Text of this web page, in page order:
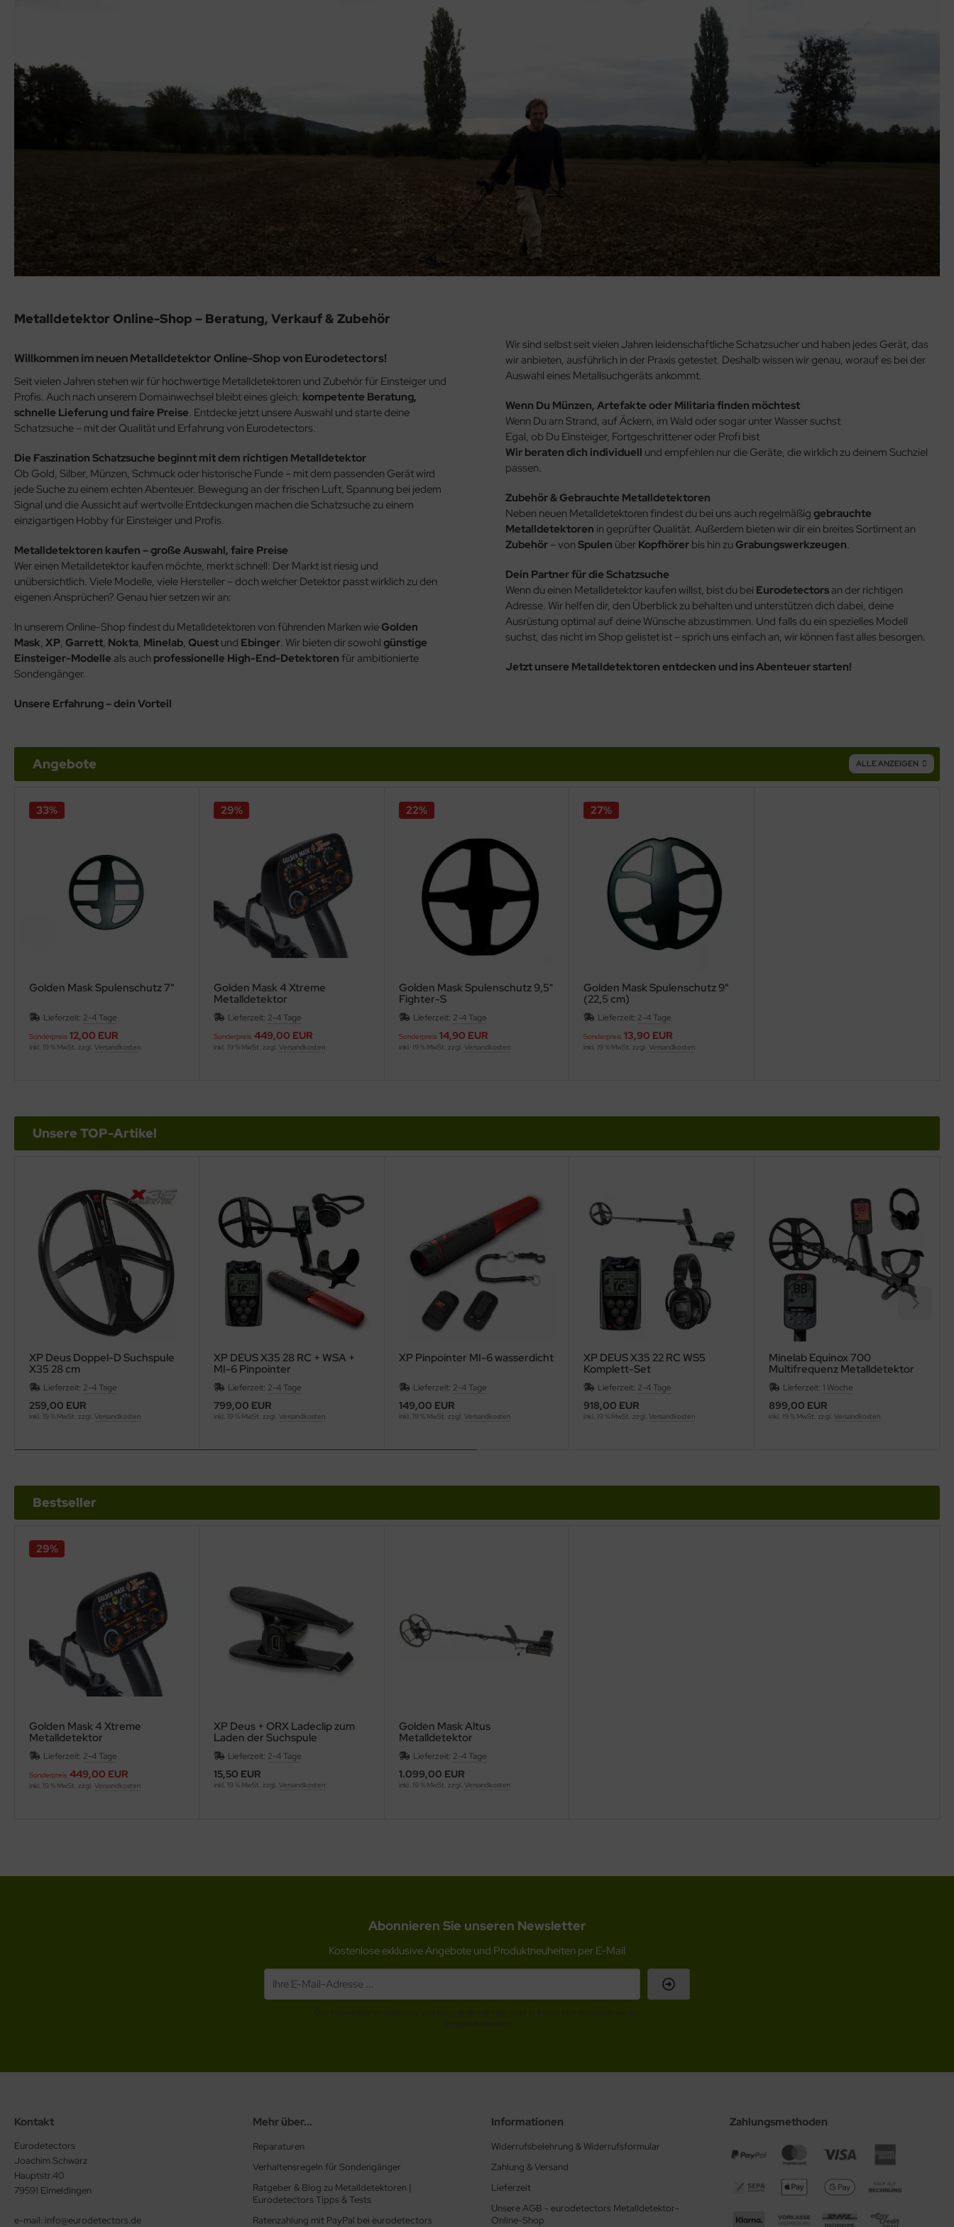
Metalldetektor Online-Shop – Beratung, Verkauf & Zubehör
Willkommen im neuenMetalldetektor Online-Shopvon Eurodetectors!
Seit vielen Jahren stehen wir für hochwertige Metalldetektoren und Zubehör für Einsteiger und
Profis. Auch nach unserem Domainwechsel bleibt eines gleich: kompetente Beratung,
schnelle Lieferung und faire Preise. Entdecke jetzt unsere Auswahl und starte deine
Schatzsuche – mit der Qualität und Erfahrung von Eurodetectors.
Die Faszination Schatzsuche beginnt mit dem richtigen Metalldetektor
Ob Gold, Silber, Münzen, Schmuck oder historische Funde – mit dem passenden Gerät wird
jede Suche zu einem echten Abenteuer. Bewegung an der frischen Luft, Spannung bei jedem
Signal und die Aussicht auf wertvolle Entdeckungen machen die Schatzsuche zu einem
einzigartigen Hobby für Einsteiger und Profis.
Metalldetektoren kaufen – große Auswahl, faire Preise
Wer einen Metalldetektor kaufen möchte, merkt schnell: Der Markt ist riesig und
unübersichtlich. Viele Modelle, viele Hersteller – doch welcher Detektor passt wirklich zu den
eigenen Ansprüchen? Genau hier setzen wir an:
In unserem Online-Shop findest du Metalldetektoren von führenden Marken wieGolden
Mask, XP, Garrett, Nokta, Minelab, Quest und Ebinger. Wir bieten dir sowohl günstige
Einsteiger-Modelle als auch professionelle High-End-Detektoren für ambitionierte
Sondengänger.
Unsere Erfahrung – dein Vorteil
Wir sind selbst seit vielen Jahren leidenschaftliche Schatzsucher und haben jedes Gerät, das
wir anbieten, ausführlich in der Praxis getestet. Deshalb wissen wir genau, worauf es bei der
Auswahl eines Metallsuchgeräts ankommt.
Wenn Du Münzen, Artefakte oder Militaria finden möchtest
Wenn Du am Strand, auf Äckern, im Wald oder sogar unter Wasser suchst
Egal, ob Du Einsteiger, Fortgeschrittener oder Profi bist
Wir beraten dich individuell und empfehlen nur die Geräte, die wirklich zu deinem Suchziel
passen.
Zubehör & Gebrauchte Metalldetektoren
Neben neuen Metalldetektoren findest du bei uns auch regelmäßig gebrauchte
Metalldetektoren in geprüfter Qualität. Außerdem bieten wir dir ein breites Sortiment an
Zubehör – von Spulen über Kopfhörer bis hin zu Grabungswerkzeugen.
Dein Partner für die Schatzsuche
Wenn du einen Metalldetektor kaufen willst, bist du bei Eurodetectors an der richtigen
Adresse. Wir helfen dir, den Überblick zu behalten und unterstützen dich dabei, deine
Ausrüstung optimal auf deine Wünsche abzustimmen. Und falls du ein spezielles Modell
suchst, das nicht im Shop gelistet ist – sprich uns einfach an, wir können fast alles besorgen.
Jetzt unsere Metalldetektoren entdecken und ins Abenteuer starten!
Angebote ALLE ANZEIGEN
Golden Mask Spulenschutz 7"
Lieferzeit: 2-4 Tage
Sonderpreis 12,00 EUR
33%
inkl. 19 % MwSt. zzgl. Versandkosten
Golden Mask 4 Xtreme
Metalldetektor
Lieferzeit: 2-4 Tage
Sonderpreis 449,00 EUR
29%
inkl. 19 % MwSt. zzgl.Versandkosten
Golden Mask Spulenschutz 9,5"
Fighter-S
Lieferzeit: 2-4 Tage
Sonderpreis 14,90 EUR
22%
inkl. 19 % MwSt. zzgl. Versandkosten
Golden Mask Spulenschutz 9"
(22,5 cm)
Lieferzeit: 2-4 Tage
Sonderpreis 13,90 EUR
27%
inkl. 19 % MwSt. zzgl.Versandkosten
Unsere TOP-Artikel
XP Deus Doppel-D Suchspule
X35 28 cm
Lieferzeit: 2-4 Tage
259,00 EUR
inkl. 19 % MwSt. zzgl. Versandkosten
XP DEUS X35 28 RC + WSA +
MI-6 Pinpointer
Lieferzeit: 2-4 Tage
799,00 EUR
inkl. 19 % MwSt. zzgl.Versandkosten
XP Pinpointer MI-6 wasserdicht
Lieferzeit: 2-4 Tage
149,00 EUR
inkl. 19 % MwSt. zzgl. Versandkosten
XP DEUS X35 22 RC WS5
Komplett-Set
Lieferzeit: 2-4 Tage
918,00 EUR
inkl. 19 % MwSt. zzgl.Versandkosten
Minelab Equinox 700
Multifrequenz Metalldetektor
Lieferzeit: 1 Woche
899,00 EUR
inkl. 19 % MwSt. zzgl. Versandkosten
Bestseller
Golden Mask 4 Xtreme
Metalldetektor
Lieferzeit: 2-4 Tage
Sonderpreis 449,00 EUR
29%
inkl. 19 % MwSt. zzgl. Versandkosten
XP Deus + ORX Ladeclip zum
Laden der Suchspule
Lieferzeit: 2-4 Tage
15,50 EUR
inkl. 19 % MwSt. zzgl.Versandkosten
Golden Mask Altus
Metalldetektor
Lieferzeit: 2-4 Tage
1.099,00 EUR
inkl. 19 % MwSt. zzgl. Versandkosten
Abonnieren Sie unseren Newsletter
Kostenlose exklusive Angebote und Produktneuheiten per E-Mail
Der Newsletter ist kostenlos und kann jederzeit hier oder in Ihrem Kundenkonto wieder
Kontakt
Eurodetectors
Joachim Schwarz
Hauptstr.40
79591 Eimeldingen
e-mail: info@eurodetectors.de
Mehr über...
Reparaturen
Verhaltensregeln für Sondengänger
Ratgeber & Blog zu Metalldetektoren |
Eurodetectors Tipps & Tests
Ratenzahlung mit PayPal bei eurodetectors
Informationen
Widerrufsbelehrung & Widerrufsformular
Zahlung & Versand
Lieferzeit
Unsere AGB - eurodetectors Metalldetektor-
Online-Shop
Zahlungsmethoden